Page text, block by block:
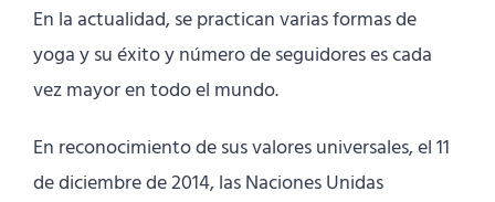
En la actualidad, se practican varias formas de
yoga y su éxito y número de seguidores es cada
vez mayor en todo el mundo.
En reconocimiento de sus valores universales, el 11
de diciembre de 2014, las Naciones Unidas